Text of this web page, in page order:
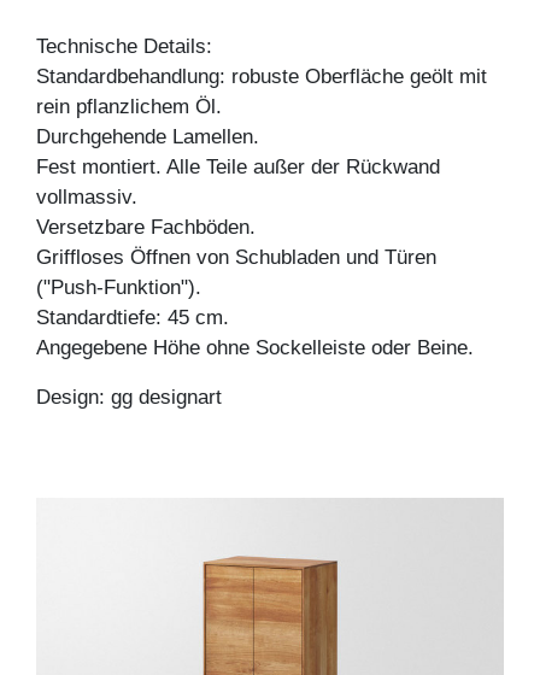
Technische Details:
Standardbehandlung: robuste Oberfläche geölt mit
rein pflanzlichem Öl.
Durchgehende Lamellen.
Fest montiert. Alle Teile außer der Rückwand
vollmassiv.
Versetzbare Fachböden.
Griffloses Öffnen von Schubladen und Türen
("Push-Funktion").
Standardtiefe: 45 cm.
Angegebene Höhe ohne Sockelleiste oder Beine.
Design: gg designart